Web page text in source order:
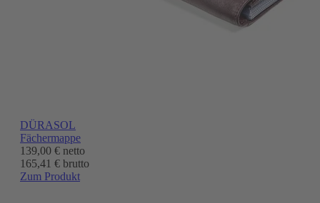
DÜRASOL
Fächermappe
139,00 € netto
165,41 € brutto
Zum Produkt